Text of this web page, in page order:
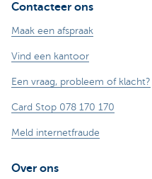
Contacteer ons
Maak een afspraak
Vind een kantoor
Een vraag, probleem of klacht?
Card Stop 078 170 170
Meld internetfraude
Over ons